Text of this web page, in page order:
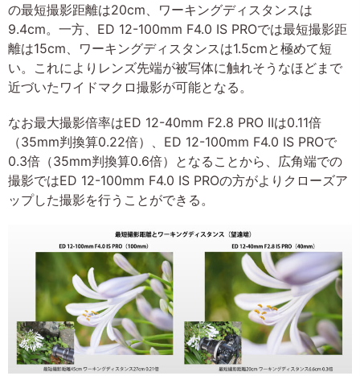
の最短撮影距離は20cm、ワーキングディスタンスは
9.4cm。一方、ED 12-100mm F4.0 IS PROでは最短撮影距
離は15cm、ワーキングディスタンスは1.5cmと極めて短
い。これによりレンズ先端が被写体に触れそうなほどまで
近づいたワイドマクロ撮影が可能となる。
なお最大撮影倍率はED 12-40mm F2.8 PRO IIは0.11倍
（35mm判換算0.22倍）、ED 12-100mm F4.0 IS PROで
0.3倍（35mm判換算0.6倍）となることから、広角端での
撮影ではED 12-100mm F4.0 IS PROの方がよりクローズア
ップした撮影を行うことができる。